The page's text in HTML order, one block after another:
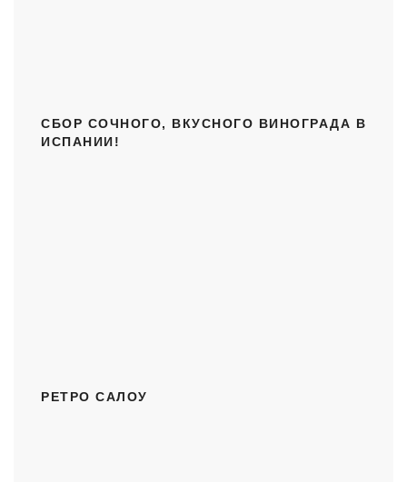
CБОР СОЧНОГО, ВКУСНОГО ВИНОГРАДА В
ИСПАНИИ!
РЕТРО САЛОУ